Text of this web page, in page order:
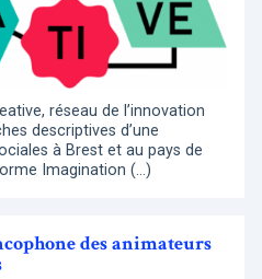
réseau de l’innovation
descriptives d’une
à Brest et au pays de
Imagination (…)
des animateurs